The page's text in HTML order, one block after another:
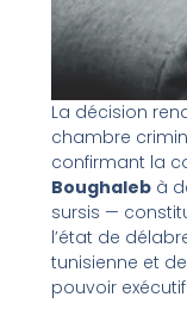
La décision
chambre
confirmant la
Boughalebà
sursis —
l’état de
tunisienne et
pouvoir exécutif.